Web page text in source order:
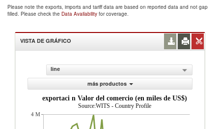
Please note the exports, imports and tariff data are based on reported data and not gap
filled. Please check the Data Availability for coverage.
VISTA DE GRÁFICO
line
más productos
exportaci n Valor del comercio (en miles de US$)
Source:WITS - Country Profile
4 M